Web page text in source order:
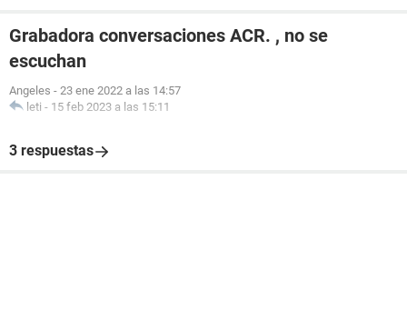
Grabadora conversaciones ACR. , no se
escuchan
Angeles - 23 ene 2022 a las 14:57
leti - 15 feb 2023 a las 15:11
3 respuestas